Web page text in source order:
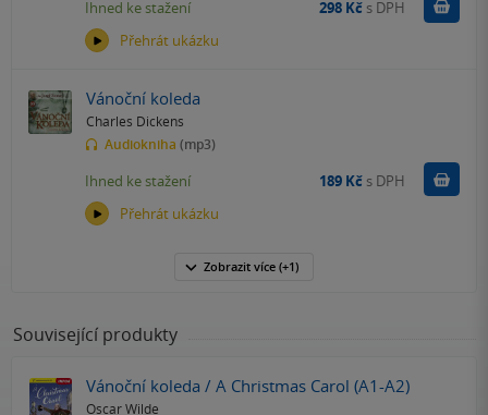
Přehrát ukázku
Ihned ke stažení 298 Kč s DPH Koupit
Vánoční koleda
Charles Dickens
Audiokniha (mp3)
Přehrát ukázku
Ihned ke stažení 189 Kč s DPH Koupit
Zobrazit více (+1)
Související produkty
Vánoční koleda / A Christmas Carol (A1-A2)
Oscar Wilde